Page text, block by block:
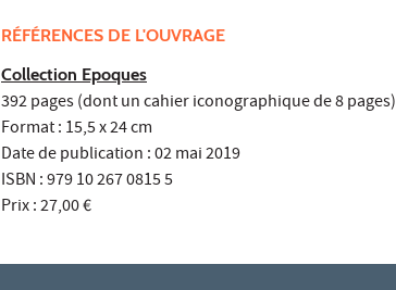
RÉFÉRENCES DE L'OUVRAGE
Collection Epoques
392 pages (dont un cahier iconographique de 8 pages)
Format : 15,5 x 24 cm
Date de publication : 02 mai 2019
ISBN : 979 10 267 0815 5
Prix : 27,00 €